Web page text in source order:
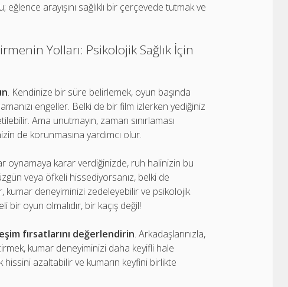
eğlence arayışını sağlıklı bir çerçevede tutmak ve
Yolları: Psikolojik Sağlık İçin
. Kendinize bir süre belirlemek, oyun başında
engeller. Belki de bir film izlerken yediğiniz
Ama unutmayın, zaman sınırlaması
de korunmasına yardımcı olur.
oynamaya karar verdiğinizde, ruh halinizin bu
veya öfkeli hissediyorsanız, belki de
kumar deneyiminizi zedeleyebilir ve psikolojik
bir oyun olmalıdır, bir kaçış değil!
fırsatlarını değerlendirin. Arkadaşlarınızla,
kumar deneyiminizi daha keyifli hale
hissini azaltabilir ve kumarın keyfini birlikte